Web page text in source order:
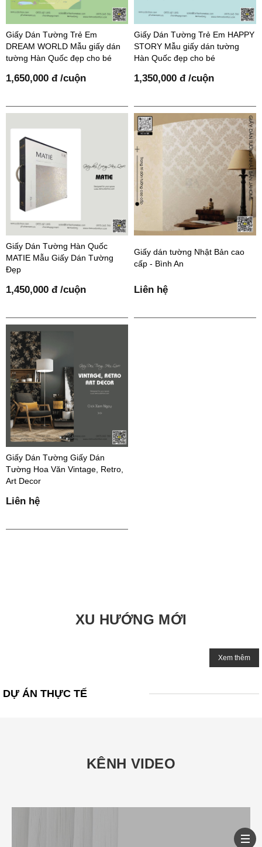
Giấy Dán Tường Trẻ Em
DREAM WORLD Mẫu giấy dán
tường Hàn Quốc đẹp cho bé
1,650,000 đ /cuộn
Giấy Dán Tường Trẻ Em HAPPY
STORY Mẫu giấy dán tường
Hàn Quốc đẹp cho bé
1,350,000 đ /cuộn
Giấy Dán Tường Hàn Quốc
MATIE Mẫu Giấy Dán Tường
Đẹp
1,450,000 đ /cuộn
Giấy dán tường Nhật Bản cao
cấp - Bình An
Liên hệ
Giấy Dán Tường Giấy Dán
Tường Hoa Văn Vintage, Retro,
Art Decor
Liên hệ
XU HƯỚNG MỚI
Xem thêm
DỰ ÁN THỰC TẾ
KÊNH VIDEO